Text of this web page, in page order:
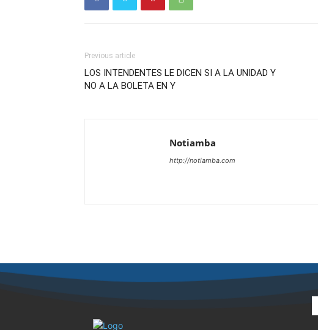
Previous article
LOS INTENDENTES LE DICEN SI A LA UNIDAD Y
NO A LA BOLETA EN Y
Notiamba
http://notiamba.com